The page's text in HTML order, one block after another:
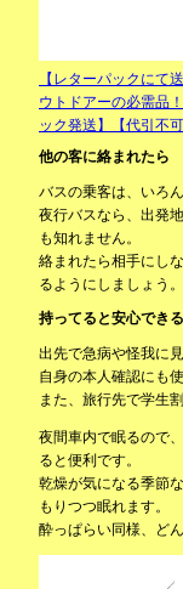
【レターパックに
ウトドアーの必需品
ック発送】【代引不
他の客に絡まれたら
バスの乗客は、いろ
夜行バスなら、出発
も知れません。
絡まれたら相手にし
るようにしましょう。
持ってると安心でき
出先で急病や怪我に
自身の本人確認にも使
また、旅行先で学生
夜間車内で眠るので
ると便利です。
乾燥が気になる季節
もりつつ眠れます。
酔っぱらい同様、ど